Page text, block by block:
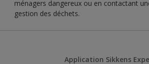
ménagers dangereux ou en contactant
gestion des déchets.
Application Sikkens